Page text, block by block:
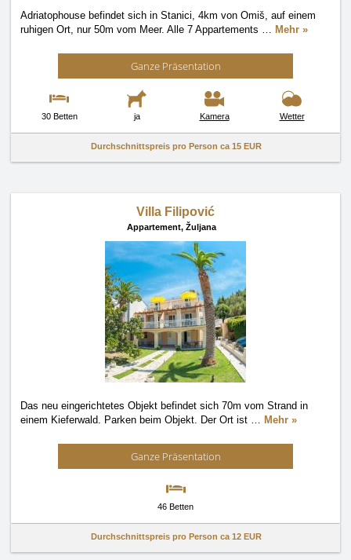
Adriatophouse befindet sich in Stanici, 4km von Omiš, auf einem
ruhigen Ort, nur 50m vom Meer. Alle 7 Appartements … Mehr »
Ganze Präsentation
30 Betten ja Kamera Wetter
Durchschnittspreis pro Person ca 15 EUR
Villa Filipović
Appartement, Žuljana
Das neu eingerichtetes Objekt befindet sich 70m vom Strand in
einem Kieferwald. Parken beim Objekt. Der Ort ist … Mehr »
Ganze Präsentation
46 Betten
Durchschnittspreis pro Person ca 12 EUR